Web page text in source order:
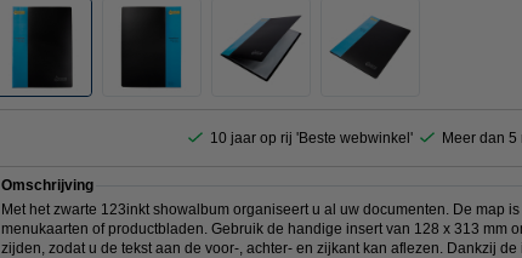
10 jaar op rij 'Beste webwinkel' Meer dan
Omschrijving
Met het zwarte 123inkt showalbum organiseert u al uw documenten. De map
menukaarten of productbladen. Gebruik de handige insert van 128 x 313 mm
zijden, zodat u de tekst aan de voor-, achter- en zijkant kan aflezen. Dankzij